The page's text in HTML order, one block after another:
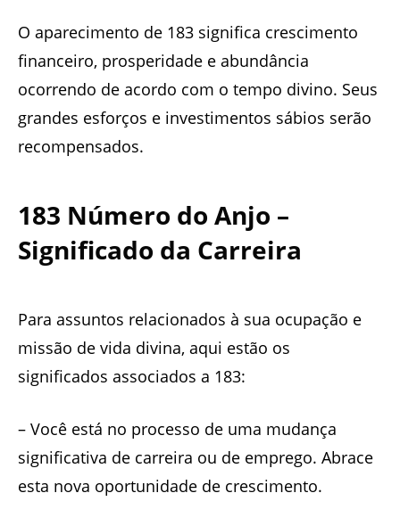
O aparecimento de 183 significa crescimento
financeiro, prosperidade e abundância
ocorrendo de acordo com o tempo divino. Seus
grandes esforços e investimentos sábios serão
recompensados.
183 Número do Anjo –
Significado da Carreira
Para assuntos relacionados à sua ocupação e
missão de vida divina, aqui estão os
significados associados a 183:
– Você está no processo de uma mudança
significativa de carreira ou de emprego. Abrace
esta nova oportunidade de crescimento.